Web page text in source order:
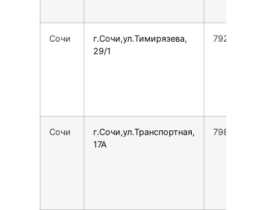
Сочи
г.Сочи,ул.Тимирязева,
29/1
Сочи
г.Сочи,ул.Транспортная,
17А